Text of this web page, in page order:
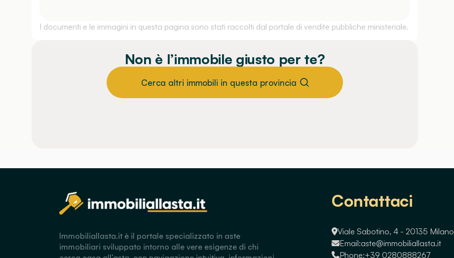
I documenti e le immagini in questa pagina sono stati raccolti dal portale di vendite pubbliche ministeriale.
Non è l’immobile giusto per te?
Cerca altri immobili in questa provincia
Immobiliallasta.it è il portale specializzato in aste
immobiliari sviluppato intorno alle vere esigenze di chi
Contattaci
Viale Sabotino, 4 - 20135 Milano
Email:aste@immobiliallasta.it
Phone:+39 0280888267